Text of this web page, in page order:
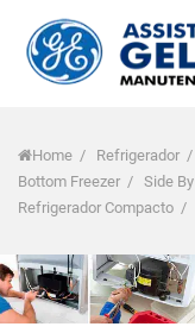
Home / Refrigerador /
Bottom Freezer / Side
Refrigerador Compacto /